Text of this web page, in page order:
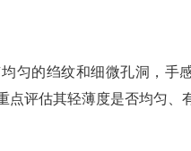
匀的绉纹和细微孔洞，手
评估其轻薄度是否均匀、